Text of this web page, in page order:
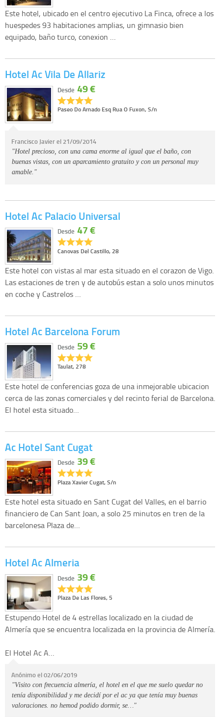
Este hotel, ubicado en el centro ejecutivo La Finca, ofrece a los
huespedes 93 habitaciones amplias, un gimnasio bien
equipado, baño turco, conexion …
Hotel Ac Vila De Allariz
Paseo Do Arnado Esq Rua O Fuxon, S/n
Desde 49 €
Francisco Javier el 21/09/2014
"Hotel precioso, con una cama enorme al igual que el baño, con
buenas vistas, con un aparcamiento gratuito y con un personal muy
amable."
Hotel Ac Palacio Universal
Canovas Del Castillo, 28
Desde 47 €
Este hotel con vistas al mar esta situado en el corazon de Vigo.
Las estaciones de tren y de autobús estan a solo unos minutos
en coche y Castrelos …
Hotel Ac Barcelona Forum
Taulat, 278
Desde 59 €
Este hotel de conferencias goza de una inmejorable ubicacion
cerca de las zonas comerciales y del recinto ferial de Barcelona.
El hotel esta situado…
Ac Hotel Sant Cugat
Plaza Xavier Cugat, S/n
Desde 39 €
Este hotel esta situado en Sant Cugat del Valles, en el barrio
financiero de Can Sant Joan, a solo 25 minutos en tren de la
barcelonesa Plaza de…
Hotel Ac Almeria
Plaza De Las Flores, 5
Desde 39 €
Estupendo Hotel de 4 estrellas localizado en la ciudad de
Almería que se encuentra localizada en la provincia de Almería.
El Hotel Ac A…
Anónimo el 02/06/2019
"Visito con frecuencia almería, el hotel en el que me suelo quedar no
tenía disponibilidad y me decidí por el ac ya que tenía muy buenas
valoraciones. no hemod podido dormir, se…"